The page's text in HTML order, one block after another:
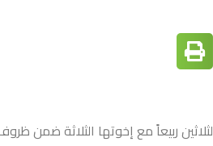
ربيعاً مع إخوتها الثلاثة ضمن ظروف